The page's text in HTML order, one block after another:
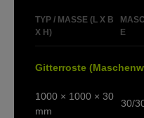
TYP / MASSE (L X B
X H)
E
Gitterroste
1000 × 1000 × 30
mm
30/